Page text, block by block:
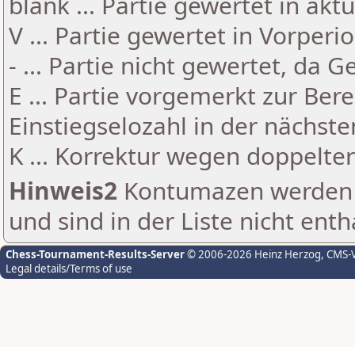
V ... Partie gewertet in
- ... Partie nicht gewertet, da
E ... Partie vorgemerkt zur
Einstiegselozahl in der
K ... Korrektur wegen
Hinweis2 Kontumazen
und sind in der Liste nicht
Chess-Tournament-Results-Server© 2006-2026 Heinz Herzog,
Legal details/Terms of use